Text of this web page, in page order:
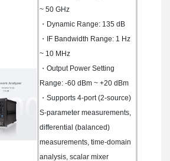
~ 50 GHz
・Dynamic Range: 135 dB
・IF Bandwidth Range: 1 Hz
~ 10 MHz
・Output Power Setting
Range: -60 dBm ~ +20 dBm
・Supports 4-port (2-source)
S-parameter measurements,
differential (balanced)
measurements, time-domain
analysis, scalar mixer